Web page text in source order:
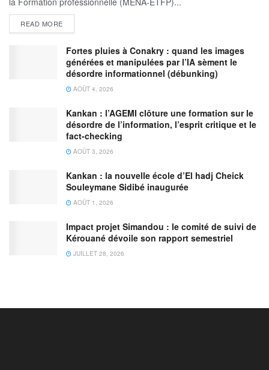
READ MORE
Fortes pluies à Conakry : quand les images
générées et manipulées par l’IA sèment le
désordre informationnel (débunking)
AOÛT 4, 2026
Kankan : l’AGEMI clôture une formation sur le
désordre de l’information, l’esprit critique et le
fact-checking
AOÛT 3, 2026
Kankan : la nouvelle école d’El hadj Cheick
Souleymane Sidibé inaugurée
AOÛT 1, 2026
Impact projet Simandou : le comité de suivi de
Kérouané dévoile son rapport semestriel
JUILLET 28, 2026